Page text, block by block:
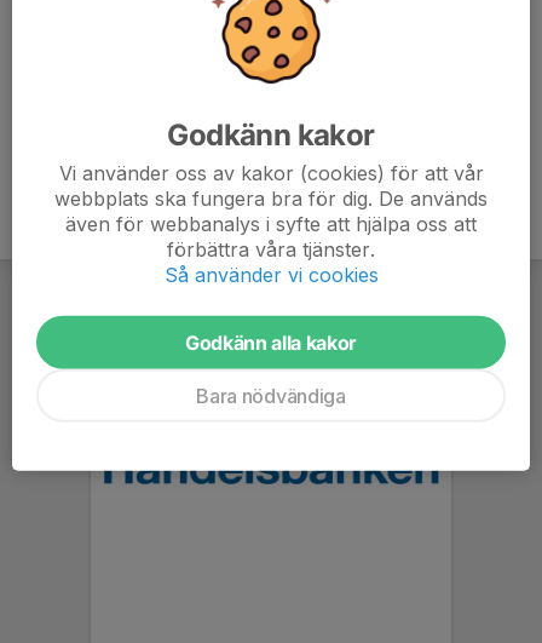
Godkänn kakor
Vi använder oss av kakor (cookies) för att vår
webbplats ska fungera bra för dig. De används
även för webbanalys i syfte att hjälpa oss att
förbättra våra tjänster.
Så använder vi cookies
Godkänn alla kakor
Bara nödvändiga